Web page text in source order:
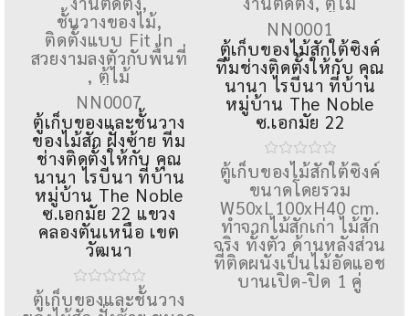
งานติดตั้ง ,
ชั้นวางของไม้
ติดตั้งแบบ Fit In
สวยงามลงตัวกับพื้นที่
,ตู้ไม้
NN0007
ตู้เก็บของและชั้นวาง
ของไม้สัก ฝั่งซ้าย ทีม
ช่างติดตั้งให้กับ คุณ
นานา ไรบีนา ที่บ้าน
หมู่บ้าน The Noble
ซ.เอกมัย 22 แขวง
คลองตันเหนือ เขต
วัฒนา
งานติดตั้ง,ตู้ไม้
NN0001
ตู้เก็บของไม้สักใต้ซิงค์
ทีมช่างติดตั้งให้กับ คุณ
นานา ไรบีนา ที่บ้าน
หมู่บ้าน The Noble
ซ.เอกมัย 22
ตู้เก็บของไม้สักใต้ซิงค์
ขนาดโดยรวม
W50xL100xH40 cm.
ทำจากไม้สักเก่า ไม้สัก
จริง ทั้งตัว ด้านหลังส่วน